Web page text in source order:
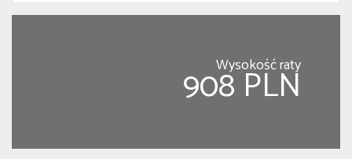
Wysokość raty
908 PLN